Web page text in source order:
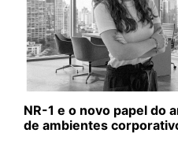
NR-1 e o novo papel do
de ambientes